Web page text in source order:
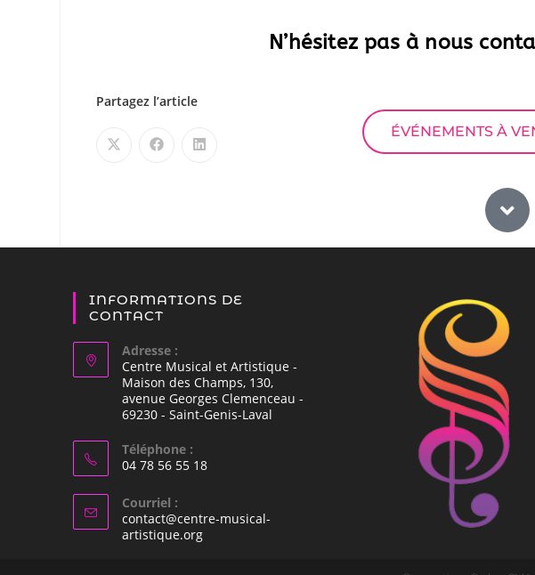
N’hésitez pas à nous
Partagez l’article
ÉVÉNEMENTS À
INFORMATIONS DE
CONTACT
Adresse :
Centre Musical et Artistique -
Maison des Champs, 130,
avenue Georges Clemenceau -
69230 - Saint-Genis-Laval
Téléphone :
04 78 56 55 18
Courriel :
contact@centre-musical-
artistique.org